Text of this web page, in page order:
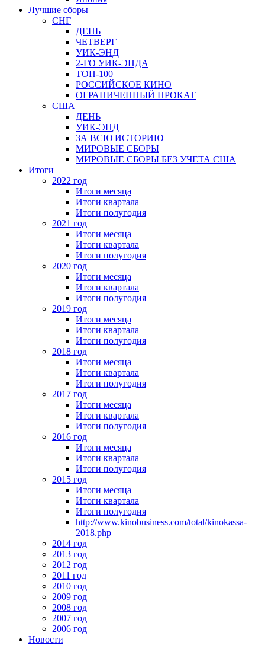
Лучшие сборы
СНГ
ДЕНЬ
ЧЕТВЕРГ
УИК-ЭНД
2-ГО УИК-ЭНДА
ТОП-100
РОССИЙСКОЕ КИНО
ОГРАНИЧЕННЫЙ ПРОКАТ
США
ДЕНЬ
УИК-ЭНД
ЗА ВСЮ ИСТОРИЮ
МИРОВЫЕ СБОРЫ
МИРОВЫЕ СБОРЫ БЕЗ УЧЕТА США
Итоги
2022 год
Итоги месяца
Итоги квартала
Итоги полугодия
2021 год
Итоги месяца
Итоги квартала
Итоги полугодия
2020 год
Итоги месяца
Итоги квартала
Итоги полугодия
2019 год
Итоги месяца
Итоги квартала
Итоги полугодия
2018 год
Итоги месяца
Итоги квартала
Итоги полугодия
2017 год
Итоги месяца
Итоги квартала
Итоги полугодия
2016 год
Итоги месяца
Итоги квартала
Итоги полугодия
2015 год
Итоги месяца
Итоги квартала
Итоги полугодия
http://www.kinobusiness.com/total/kinokassa-
2018.php
2014 год
2013 год
2012 год
2011 год
2010 год
2009 год
2008 год
2007 год
2006 год
Новости